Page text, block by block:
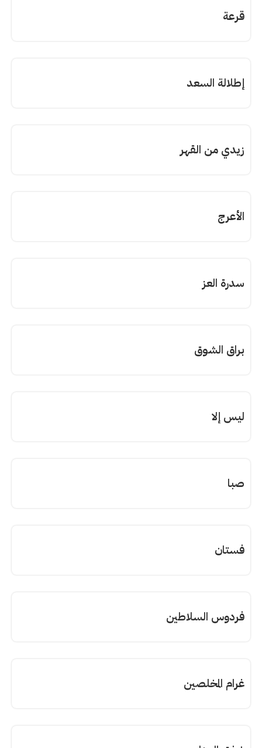
قرعة
إطلالة السعد
زيدي من القهر
الأعرج
سدرة العز
براق الشوق
ليس إلا
صبا
فستان
فردوس السلاطين
غرام المخلصين